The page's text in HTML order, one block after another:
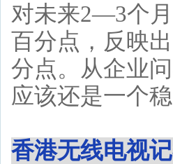
对未来2—3个
百分点，反映
分点。从企业
应该还是一个
香港无线电视